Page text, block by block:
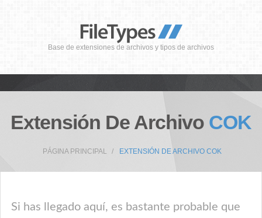
Base de extensiones de archivos y tipos de archivos
Extensión De Archivo COK
PÁGINA PRINCIPAL EXTENSIÓN DE ARCHIVO COK
Si has llegado aquí, es bastante probable que